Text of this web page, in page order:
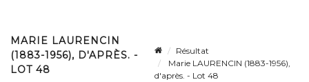
MARIE LAURENCIN
(1883-1956), D'APRÈS. -
LOT 48
Résultat
Marie LAURENCIN (1883-1956),
d'après. - Lot 48